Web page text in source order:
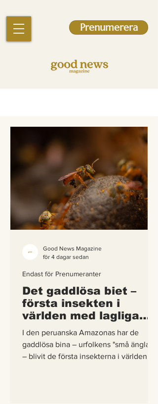
Prenumerera
Det gaddlösa biet –
första insekten i
världen med lagliga
rättigheter
I den peruanska Amazonas har de
gaddlösa bina – urfolkens "små änglar"
– blivit de första insekterna i världen att
Endast för Prenumeranter
Good News Magazine
för 4 dagar sedan